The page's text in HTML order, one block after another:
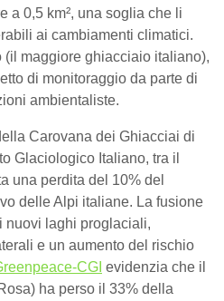
a 0,5 km², una soglia che li
ai cambiamenti climatici.
(il maggiore ghiacciaio italiano),
di monitoraggio da parte di
ambientaliste.
Carovana dei Ghiacciai di
Glaciologico Italiano, tra il
una perdita del 10% del
delle Alpi italiane. La fusione
nuovi laghi proglaciali,
e un aumento del rischio
CGI evidenzia che il
ha perso il 33% della